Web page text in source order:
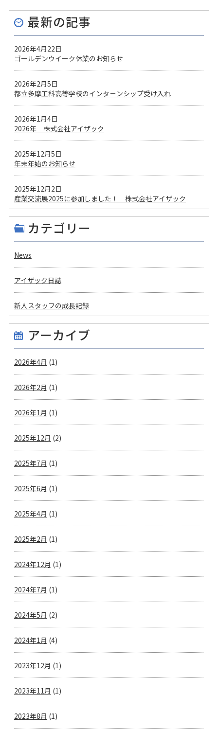
最新の記事
ゴールデンウイーク休業のお知らせ
2026年4月22日
都立多摩工科高等学校のインタ－ンシップ受け入れ
2026年2月5日
2026年 株式会社アイザック
2026年1月4日
年末年始のお知らせ
2025年12月5日
産業交流展2025に参加しました！ 株式会社アイザック
2025年12月2日
カテゴリー
News
アイザック日誌
新人スタッフの成長記録
アーカイブ
2026年4月 (1)
2026年2月 (1)
2026年1月 (1)
2025年12月 (2)
2025年7月 (1)
2025年6月 (1)
2025年4月 (1)
2025年2月 (1)
2024年12月 (1)
2024年7月 (1)
2024年5月 (2)
2024年1月 (4)
2023年12月 (1)
2023年11月 (1)
2023年8月 (1)